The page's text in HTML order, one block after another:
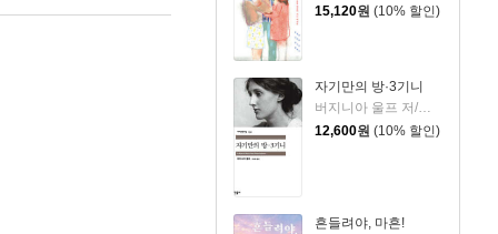
15,120원 (10% 할인)
자기만의 방·3기니
12,600원 (10% 할인)
흔들려야, 마흔!